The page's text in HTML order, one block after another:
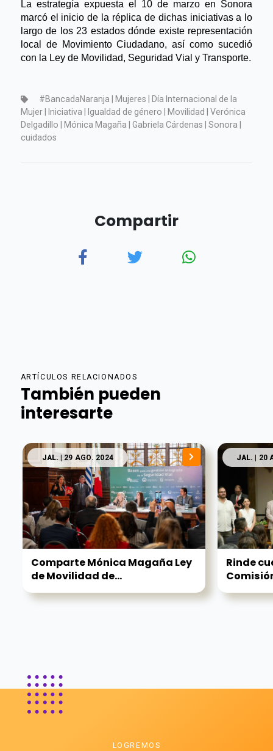
La estrategía expuesta el 10 de marzo en Sonora
marcó el inicio de la réplica de dichas iniciativas a lo
largo de los 23 estados dónde existe representación
local de Movimiento Ciudadano, así como sucedió
#BancadaNaranja | Mujeres | Día Internacional de la
Mujer | Iniciativa | Igualdad de género | Movilidad | Verónica
Delgadillo | Mónica Magaña | Gabriela Cárdenas | Sonora |
cuidados
Compartir
ARTÍCULOS RELACIONADOS
También pueden
interesarte
JAL. | 29 AGO. 2024
Comparte Mónica Magaña Ley
de Movilidad de...
JAL. | 20
Rinde
LOGREMOS